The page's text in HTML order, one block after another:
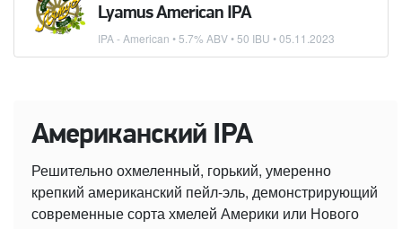
Lyamus American IPA
IPA - American • 5.7% ABV • 50 IBU •05.11.2023
Американский IPA
Решительно охмеленный, горький, умеренно
крепкий американский пейл-эль, демонстрирующий
современные сорта хмелей Америки или Нового